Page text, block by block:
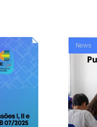
News